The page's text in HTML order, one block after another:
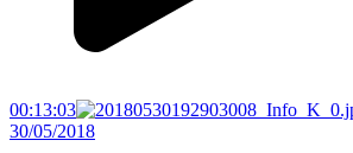
00:13:03
30/05/2018